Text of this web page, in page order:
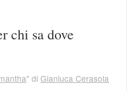
chi sa dove
" di Gianluca Cerasola